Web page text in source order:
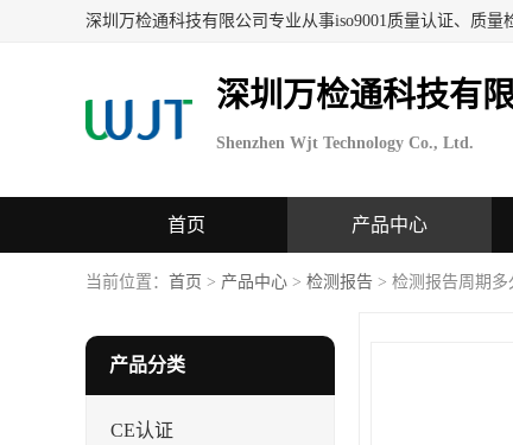
深圳万检通科技有
Shenzhen Wjt Technology Co., Ltd.
首页 产品中心
当前位置： 首页 > 产品中心 > 检测报告 > 检测报告周期
产品分类
CE认证